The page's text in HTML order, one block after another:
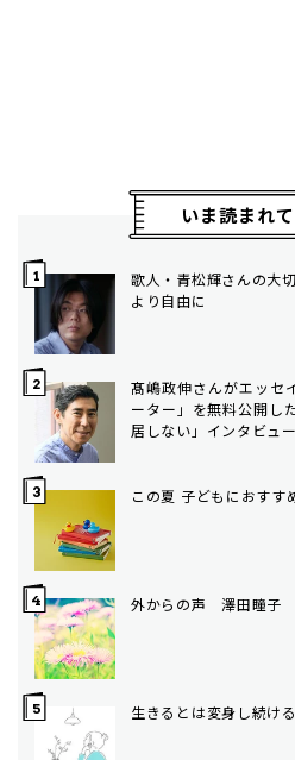
いま読まれ
歌人・青松輝さんの大
より自由に
髙嶋政伸さんがエッセ
ーター」を無料公開
居しない」インタビュー
この夏 子どもにおすす
外からの声 澤田瞳子
生きるとは変身し続け